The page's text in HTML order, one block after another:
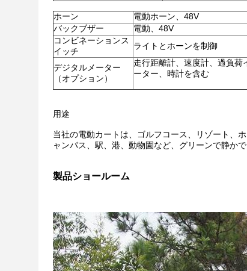
ホーン
電動ホーン、48V
バックブザー
電動、48V
コンビネーションス
イッチ
ライトとホーンを制御
デジタルメーター
（オプション）
走行距離計、速度計、過負荷
ーター、時計を含む
用途
当社の電動カートは、ゴルフコース、リゾート、
ャンパス、駅、港、動物園など、グリーンで静か
製品ショールーム